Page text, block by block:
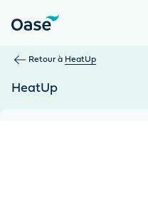
Retour à HeatUp
HeatUp